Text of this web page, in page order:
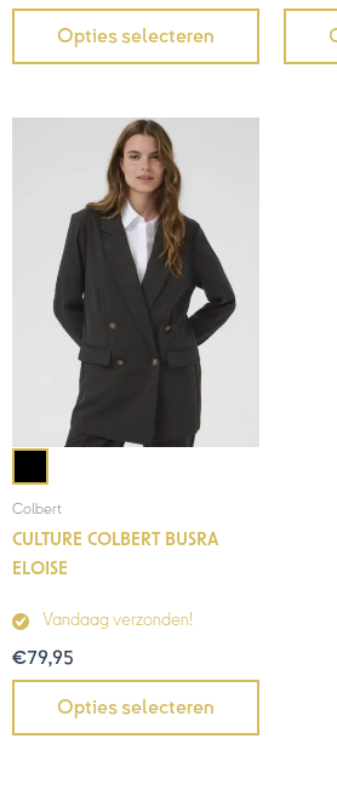
Opties selecteren
Colbert
CULTURE COLBERT BUSRA
ELOISE
Vandaag verzonden!
€79,95
Opties selecteren